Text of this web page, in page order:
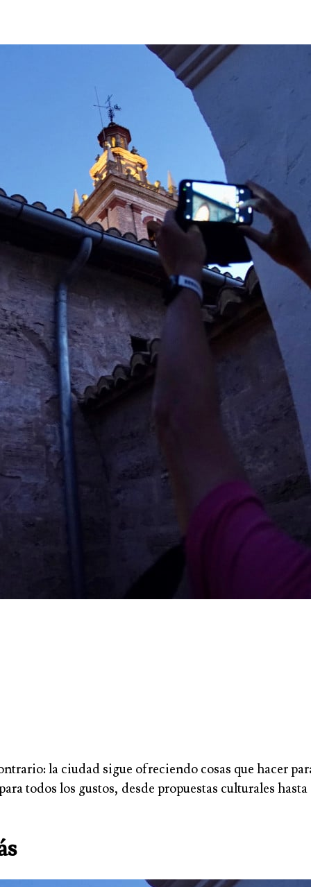
la ciudad sigue ofreciendo cosas que hacer
todos los gustos, desde propuestas culturales